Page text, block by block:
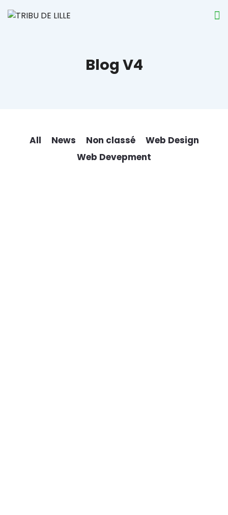
Blog V4
All News Non classé
Web Design
Web Devepment